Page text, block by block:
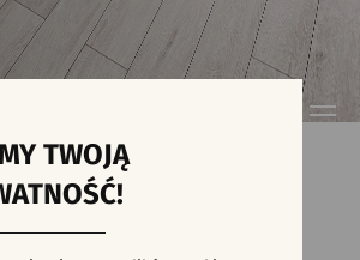
Kolekcje
WYSZUKIWARKA PŁYTEK
TWOJĄ